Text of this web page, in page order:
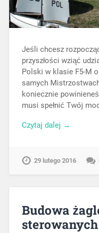
Jeśli chcesz
przyszłości wziąć
Polski w klasie F5-M
samych
koniecznie
musi spełnić Twój
Czytaj dalej →
29 lutego 2016
Budowa
sterowanych